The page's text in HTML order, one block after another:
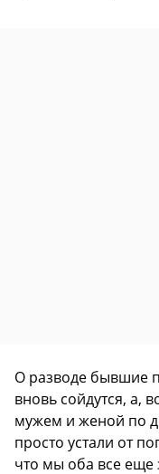
О разводе бывшие
вновь сойдутся, а,
мужем и женой по
просто устали от
что мы оба все еще